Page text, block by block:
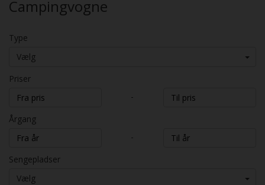
Campingvogne
Type
Vælg
Priser
-
Årgang
-
Sengepladser
Vælg